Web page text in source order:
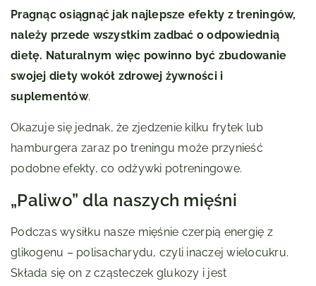
Pragnąc osiągnąć jak najlepsze efekty z treningów,
należy przede wszystkim zadbać o odpowiednią
dietę. Naturalnym więc powinno być zbudowanie
swojej diety wokół zdrowej żywności i
suplementów.
Okazuje się jednak, że zjedzenie kilku frytek lub
hamburgera zaraz po treningu może przynieść
podobne efekty, co odżywki potreningowe.
„Paliwo” dla naszych mięśni
Podczas wysiłku nasze mięśnie czerpią energię z
glikogenu – polisacharydu, czyli inaczej wielocukru.
Składa się on z cząsteczek glukozy i jest